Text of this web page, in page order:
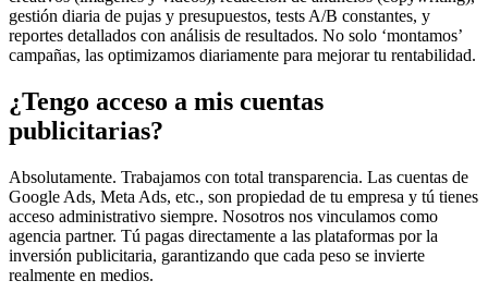
gestión diaria de pujas y presupuestos, tests A/B constantes, y
reportes detallados con análisis de resultados. No solo ‘montamos’
campañas, las optimizamos diariamente para mejorar tu rentabilidad.
¿Tengo acceso a mis cuentas
publicitarias?
Absolutamente. Trabajamos con total transparencia. Las cuentas de
Google Ads, Meta Ads, etc., son propiedad de tu empresa y tú tienes
acceso administrativo siempre. Nosotros nos vinculamos como
agencia partner. Tú pagas directamente a las plataformas por la
inversión publicitaria, garantizando que cada peso se invierte
realmente en medios.